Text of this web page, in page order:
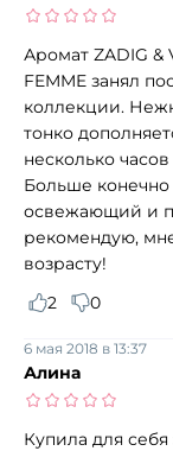
Аромат ZADIG &
FEMME занял
коллекции.
тонко
несколько
Больше
освежающий и
рекомендую,
возрасту!
2
0
Алина
6 мая 2018 в 13:37
Купила для